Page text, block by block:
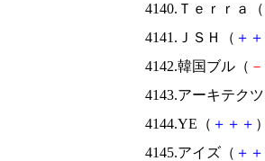
4140.Ｔｅｒｒａ（
4141.ＪＳＨ（ ＋ ＋
4142.韓国ブル（ －
4143.アーキテク
4144.YE（ ＋ ＋ ＋
4145.アイズ（ ＋ ＋